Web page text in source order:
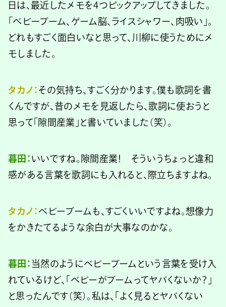
日は、最近したメモを4つピックアップしてきました。
「ベビーブーム、ゲーム脳、ライスシャワー、肉吸い」。
どれもすごく面白いなと思って、川柳に使うためにメ
モしました。
タカノ： その気持ち、すごく分かります。僕も歌詞を書
くんですが、昔のメモを見返したら、歌詞に使おうと
思って「隙間産業」と書いていました（笑）。
暮田： いいですね。隙間産業！ そういうちょっと違和
感がある言葉を歌詞にも入れると、際立ちますよね。
タカノ： ベビーブームも、すごくいいですよね。想像力
をかきたてるような余白が大事なのかな。
暮田： 当然のようにベビーブームという言葉を受け入
れているけど、「ベビーがブームってヤバくないか？」
と思ったんです（笑）。私は、「よく見るとヤバくない